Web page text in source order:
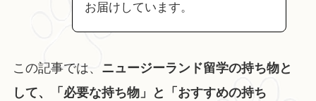
お届けしています。
この記事では、 ニュージーランド留学の持ち物と
して、「必要な持ち物」と「おすすめの持ち